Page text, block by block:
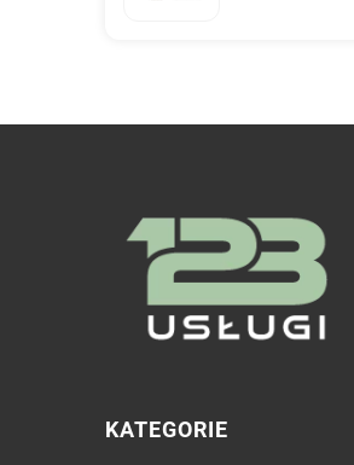
KATEGORIE